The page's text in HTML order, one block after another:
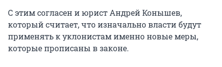
С этим согласен и юрист Андрей Конышев,
который считает, что изначально власти будут
применять к уклонистам именно новые меры,
которые прописаны в законе.